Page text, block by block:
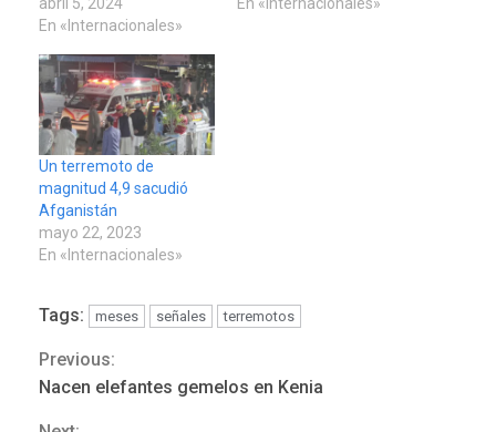
En «Internacionales»
Un terremoto de
magnitud 4,9 sacudió
Afganistán
mayo 22, 2023
En «Internacionales»
Tags: meses señales terremotos
Continue
Reading
Previous:
Nacen elefantes gemelos en Kenia
Mariño fortalece capacidad